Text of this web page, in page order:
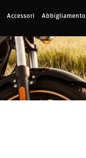
Accessori Abbigliamento